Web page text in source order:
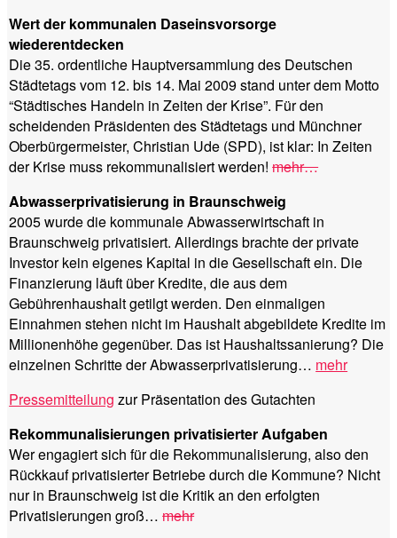
Wert der kommunalen Daseinsvorsorge
wiederentdecken
Die 35. ordentliche Hauptversammlung des Deutschen
Städtetags vom 12. bis 14. Mai 2009 stand unter dem Motto
“Städtisches Handeln in Zeiten der Krise”. Für den
scheidenden Präsidenten des Städtetags und Münchner
Oberbürgermeister, Christian Ude (SPD), ist klar: In Zeiten
der Krise muss rekommunalisiert werden!mehr…
Abwasserprivatisierung in Braunschweig
2005 wurde die kommunale Abwasserwirtschaft in
Braunschweig privatisiert. Allerdings brachte der private
Investor kein eigenes Kapital in die Gesellschaft ein. Die
Finanzierung läuft über Kredite, die aus dem
Gebührenhaushalt getilgt werden. Den einmaligen
Einnahmen stehen nicht im Haushalt abgebildete Kredite im
Millionenhöhe gegenüber. Das ist Haushaltssanierung? Die
einzelnen Schritte der Abwasserprivatisierung… mehr
Pressemitteilung zur Präsentation des Gutachten
Rekommunalisierungen privatisierter Aufgaben
Wer engagiert sich für die Rekommunalisierung, also den
Rückkauf privatisierter Betriebe durch die Kommune? Nicht
nur in Braunschweig ist die Kritik an den erfolgten
Privatisierungen groß…mehr